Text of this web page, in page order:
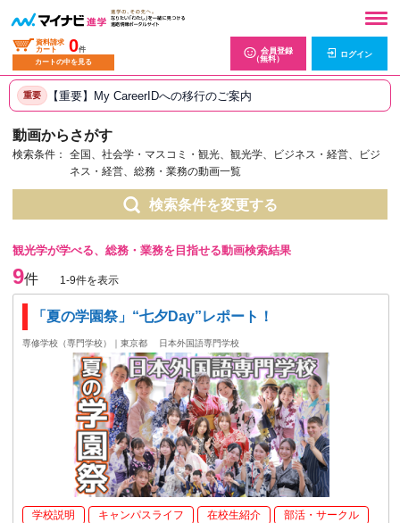
資料請求
カート
0件
カートの中を見る
会員登録
（無料）
ログイン
重要 【重要】My CareerIDへの移行のご案内
動画からさがす
検索条件：
全国、社会学・マスコミ・観光、観光学、ビジネス・経営、ビジ
ネス・経営、総務・業務の動画一覧
検索条件を変更する
観光学が学べる、総務・業務を目指せる動画検索結果
9件 1-9件を表示
「夏の学園祭」“七夕Day”レポート！
専修学校（専門学校）｜東京都 日本外国語専門学校
学校説明 キャンパスライフ 在校生紹介
部活・サークル